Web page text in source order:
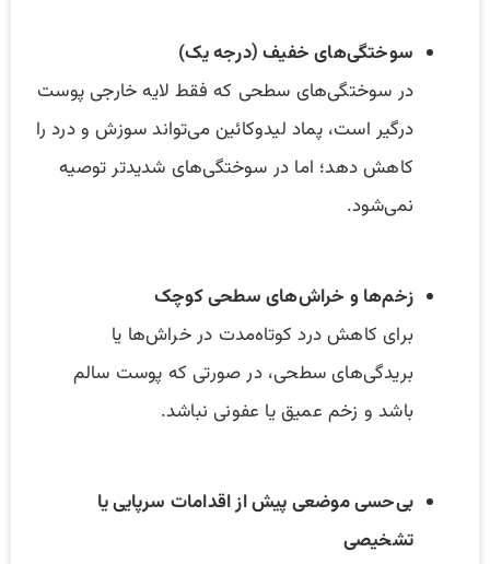
سوختگی‌های خفیف (درجه یک)
در سوختگی‌های سطحی که فقط لایه خارجی پوست
درگیر است، پماد لیدوکائین می‌تواند سوزش و درد را
کاهش دهد؛ اما در سوختگی‌های شدیدتر توصیه
نمی‌شود.
زخم‌ها و خراش‌های سطحی کوچک
برای کاهش درد کوتاه‌مدت در خراش‌ها یا
بریدگی‌های سطحی، در صورتی که پوست سالم
باشد و زخم عمیق یا عفونی نباشد.
بی‌حسی موضعی پیش از اقدامات سرپایی یا
تشخیصی